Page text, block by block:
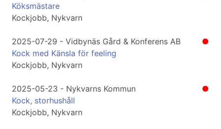
Köksmästare
Kockjobb, Nykvarn
●
2025-07-29 - Vidbynäs Gård & Konferens AB
Kock med Känsla för feeling
Kockjobb, Nykvarn
●
2025-05-23 - Nykvarns Kommun
Kock, storhushåll
Kockjobb, Nykvarn